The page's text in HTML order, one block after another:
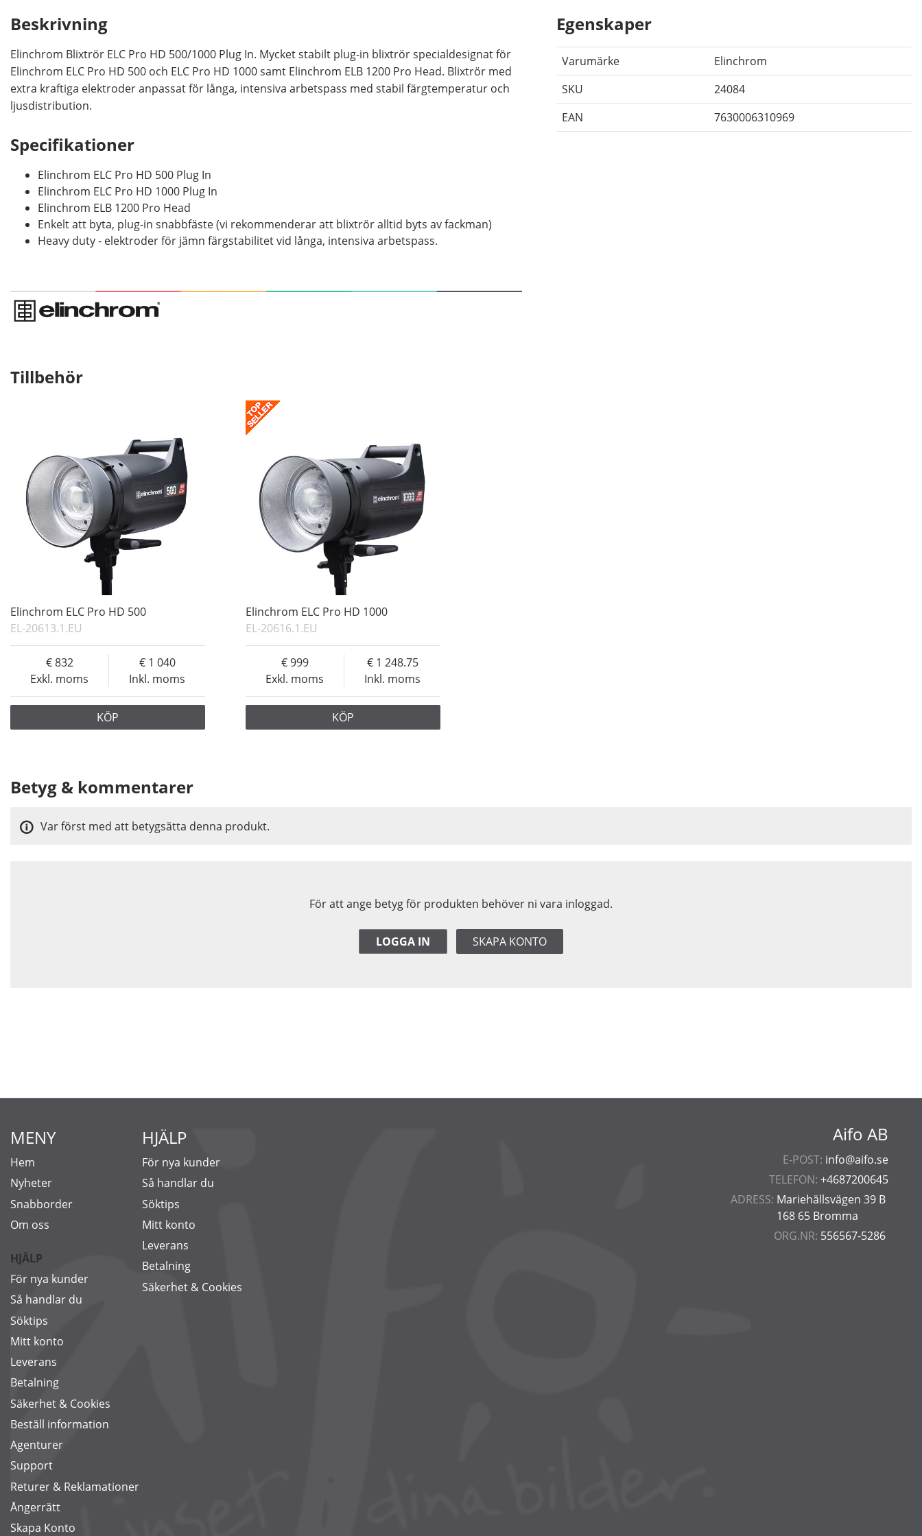
Beskrivning
Elinchrom Blixtrör ELC Pro HD 500/1000 Plug In. Mycket stabilt plug-in blixtrör specialdesignat för
Elinchrom ELC Pro HD 500 och ELC Pro HD 1000 samt Elinchrom ELB 1200 Pro Head. Blixtrör med
extra kraftiga elektroder anpassat för långa, intensiva arbetspass med stabil färgtemperatur och
ljusdistribution.
Specifikationer
Elinchrom ELC Pro HD 500 Plug In
Elinchrom ELC Pro HD 1000 Plug In
Elinchrom ELB 1200 Pro Head
Enkelt att byta, plug-in snabbfäste (vi rekommenderar att blixtrör alltid byts av fackman)
Heavy duty - elektroder för jämn färgstabilitet vid långa, intensiva arbetspass.
Egenskaper
Varumärke
Elinchrom
SKU
24084
EAN
7630006310969
Tillbehör
Elinchrom ELC Pro HD 500
EL-20613.1.EU
Exkl. moms
832
Inkl. moms
1 040
KÖP
Elinchrom ELC Pro HD 1000
EL-20616.1.EU
Exkl. moms
999
Inkl. moms
1 248.75
KÖP
Betyg & kommentarer
För att ange betyg för produkten behöver ni vara inloggad.
LOGGA IN SKAPA KONTO
Var först med att betygsätta denna produkt.
Aifo AB
E-POST: info@aifo.se
TELEFON: +4687200645
ADRESS: Mariehällsvägen 39 B
168 65 Bromma
ORG.NR: 556567-5286
MENY
Hem
Nyheter
Snabborder
Om oss
HJÄLP
För nya kunder
Så handlar du
Söktips
Mitt konto
Leverans
Betalning
Säkerhet & Cookies
Beställ information
Agenturer
Support
Returer & Reklamationer
Ångerrätt
Skapa Konto
HJÄLP
För nya kunder
Så handlar du
Söktips
Mitt konto
Leverans
Betalning
Säkerhet & Cookies